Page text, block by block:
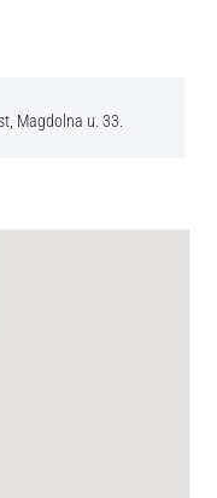
Magdolna u. 33.